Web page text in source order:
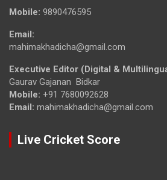
Mobile: 9890476595
Email:
mahimakhadicha@gmail.com
Executive Editor (Digital &
Gaurav Gajanan Bidkar
Mobile: +91 7680092628
Email: mahimakhadicha@gmail.com
Live Cricket Score